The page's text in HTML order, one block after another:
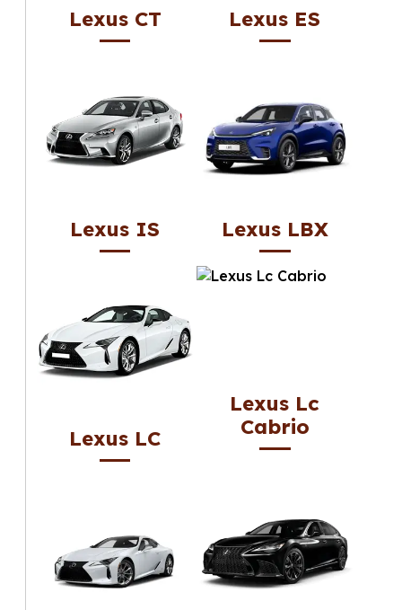
Lexus CT Lexus ES
Lexus IS Lexus LBX
Lexus LC
Lexus Lc
Cabrio